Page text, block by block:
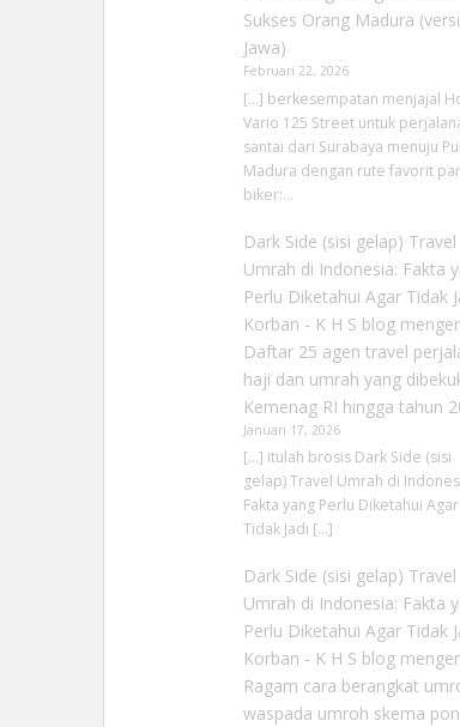
Sukses Orang Madura
Jawa)
Februari 22, 2026
[…] berkesempatan menjajal
Vario 125 Street untuk
santai dari Surabaya menuju
Madura dengan rute favorit
biker:…
Dark Side (sisi gelap) Travel
Umrah di Indonesia: Fakta
Perlu Diketahui Agar Tidak
Korban - K H S blog
Daftar 25 agen travel
haji dan umrah yang
Kemenag RI hingga tahun
Januari 17, 2026
[…] itulah brosis Dark Side (sisi
gelap) Travel Umrah di
Fakta yang Perlu Diketahui Agar
Tidak Jadi […]
Dark Side (sisi gelap) Travel
Umrah di Indonesia: Fakta
Perlu Diketahui Agar Tidak
Korban - K H S blog
Ragam cara berangkat
waspada umroh skema